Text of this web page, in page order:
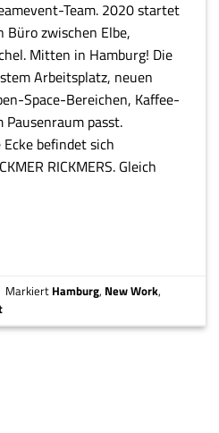
Team. 2020 startet
zwischen Elbe,
Mitten in Hamburg! Die
Arbeitsplatz, neuen
Space-Bereichen, Kaffee-
passt.
befindet sich
RICKMERS. Gleich
Markiert Hamburg, New Work,